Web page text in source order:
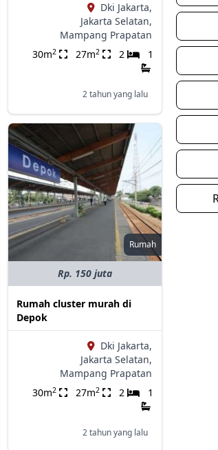
Dki Jakarta,
Jakarta Selatan,
Mampang Prapatan
30m2 27m2 2 1
2 tahun yang lalu
Rumah
Rp. 150 juta
Rumah cluster murah di
Depok
Dki Jakarta,
Jakarta Selatan,
Mampang Prapatan
30m2 27m2 2 1
2 tahun yang lalu